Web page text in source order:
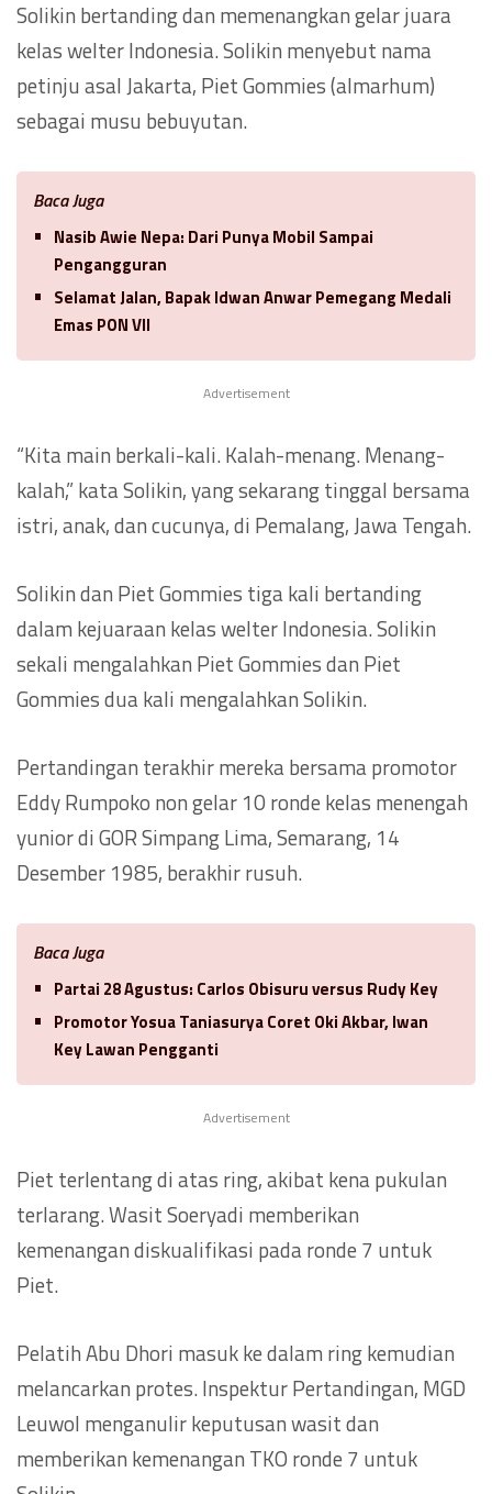
Solikin bertanding dan memenangkan gelar juara
kelas welter Indonesia. Solikin menyebut nama
petinju asal Jakarta, Piet Gommies (almarhum)
sebagai musu bebuyutan.
Baca Juga
Nasib Awie Nepa: Dari Punya Mobil Sampai
Pengangguran
Selamat Jalan, Bapak Idwan Anwar Pemegang Medali
Emas PON VII
Advertisement
“Kita main berkali-kali. Kalah-menang. Menang-
kalah,” kata Solikin, yang sekarang tinggal bersama
istri, anak, dan cucunya, di Pemalang, Jawa Tengah.
Solikin dan Piet Gommies tiga kali bertanding
dalam kejuaraan kelas welter Indonesia. Solikin
sekali mengalahkan Piet Gommies dan Piet
Gommies dua kali mengalahkan Solikin.
Pertandingan terakhir mereka bersama promotor
Eddy Rumpoko non gelar 10 ronde kelas menengah
yunior di GOR Simpang Lima, Semarang, 14
Desember 1985, berakhir rusuh.
Baca Juga
Partai 28 Agustus: Carlos Obisuru versus Rudy Key
Promotor Yosua Taniasurya Coret Oki Akbar, Iwan
Key Lawan Pengganti
Advertisement
Piet terlentang di atas ring, akibat kena pukulan
terlarang. Wasit Soeryadi memberikan
kemenangan diskualifikasi pada ronde 7 untuk
Piet.
Pelatih Abu Dhori masuk ke dalam ring kemudian
melancarkan protes. Inspektur Pertandingan, MGD
Leuwol menganulir keputusan wasit dan
memberikan kemenangan TKO ronde 7 untuk